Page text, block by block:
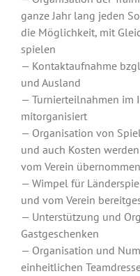
ganze Jahr lang jeden
die Möglichkeit, mit
spielen
— Kontaktaufnahme
und Ausland
— Turnierteilnahmen im
mitorganisiert
— Organisation von
und auch Kosten werden
vom Verein
— Wimpel für
und vom Verein
— Unterstützung und
Gastgeschenken
— Organisation und
einheitlichen